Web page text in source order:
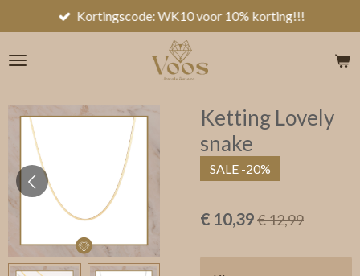
direct
naar
Kortingscode: WK10 voor 10% korting!!!
Ketting Lovely
snake
SALE -20%
€ 10,39€ 12,99